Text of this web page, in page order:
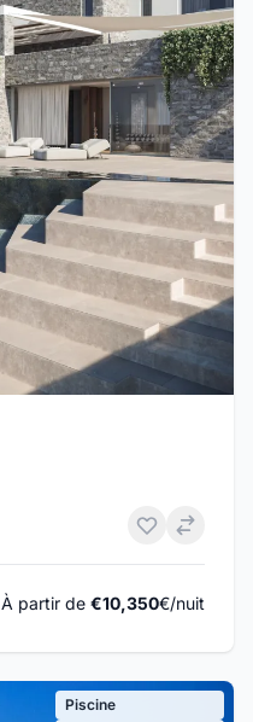
À partir de €10,350€/nuit
Piscine